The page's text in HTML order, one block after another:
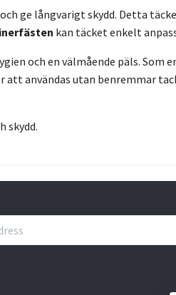
ge långvarigt skydd. Detta täcke
kan täcket enkelt
och en välmående päls. Som
användas utan benremmar
skydd.